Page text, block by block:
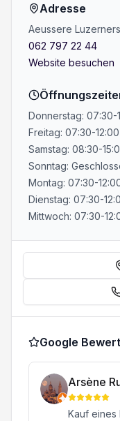
Adresse
Aeussere
062 797 22 44
Website besuchen
Donnerstag: 07:30-
Freitag: 07:30-12:00
Samstag: 08:30-
Sonntag:
Montag: 07:30-
Dienstag: 07:30-
Mittwoch: 07:30-
Google
Arsène
Kauf eines